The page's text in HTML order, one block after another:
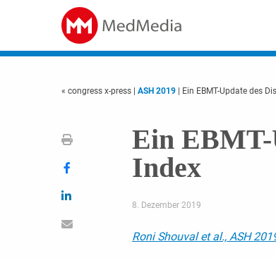
« congress x-press ASH 2019 | Ein EBMT-Update des
Ein EBMT-
Index
8. Dezember 2019
Roni Shouvalet al., ASH